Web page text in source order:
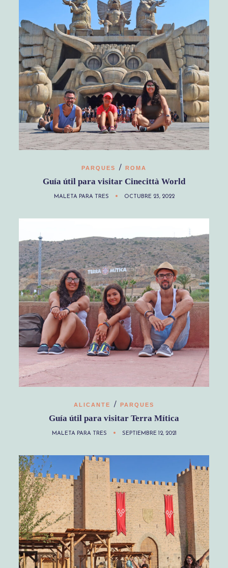
PARQUES / ROMA
Guía útil para visitar Cinecittà World
MALETA PARA TRES OCTUBRE 23, 2022
ALICANTE / PARQUES
Guía útil para visitar Terra Mítica
MALETA PARA TRES SEPTIEMBRE 12, 2021